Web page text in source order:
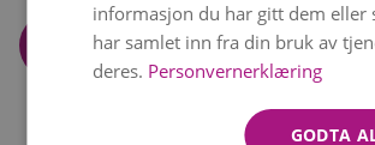
Legg i handlekurv
informasjon du har gitt dem eller
har samlet inn fra din bruk av
deres. Personvernerklæring
GODTA